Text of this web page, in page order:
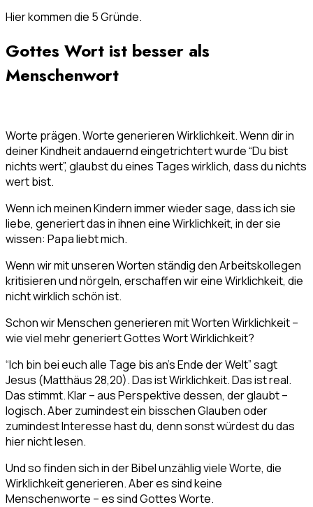
Hier kommen die 5 Gründe.
Gottes Wort ist besser als
Menschenwort
Worte prägen. Worte generieren Wirklichkeit. Wenn dir in
deiner Kindheit andauernd eingetrichtert wurde “Du bist
nichts wert”, glaubst du eines Tages wirklich, dass du nichts
wert bist.
Wenn ich meinen Kindern immer wieder sage, dass ich sie
liebe, generiert das in ihnen eine Wirklichkeit, in der sie
wissen: Papa liebt mich.
Wenn wir mit unseren Worten ständig den Arbeitskollegen
kritisieren und nörgeln, erschaffen wir eine Wirklichkeit, die
nicht wirklich schön ist.
Schon wir Menschen generieren mit Worten Wirklichkeit –
wie viel mehr generiert Gottes Wort Wirklichkeit?
“Ich bin bei euch alle Tage bis an’s Ende der Welt” sagt
Jesus (Matthäus 28,20). Das ist Wirklichkeit. Das ist real.
Das stimmt. Klar – aus Perspektive dessen, der glaubt –
logisch. Aber zumindest ein bisschen Glauben oder
zumindest Interesse hast du, denn sonst würdest du das
hier nicht lesen.
Und so finden sich in der Bibel unzählig viele Worte, die
Wirklichkeit generieren. Aber es sind keine
Menschenworte – es sind Gottes Worte.